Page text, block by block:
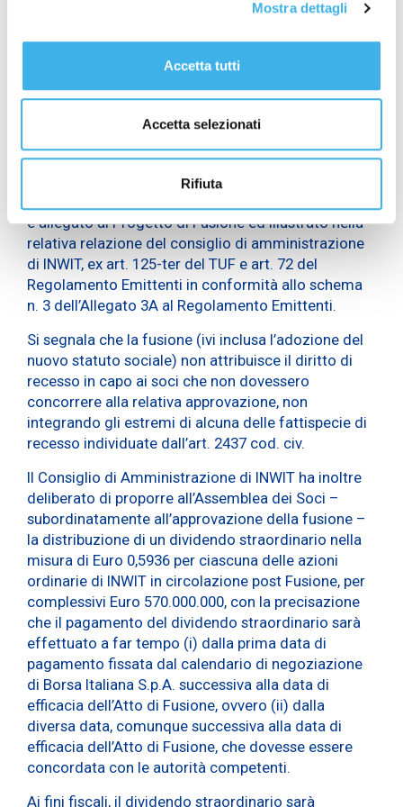
Mostra dettagli
Accetta tutti
Accetta selezionati
Rifiuta
detengono, anche di concerto tra loro, la
partecipazione di maggioranza anche relativa
previsto dall’articolo 49, comma 1, lett. g), del
Regolamento Emittenti ai fini dell’esenzione OPA
(c.d. procedura diwhite-wash).
Con decorrenza dalla data di efficacia della fusione,
è allegato al Progetto di Fusione ed illustrato nella
relativa relazione del consiglio di amministrazione
di INWIT, ex art. 125-ter del TUF e art. 72 del
Regolamento Emittenti in conformità allo schema
n. 3 dell’Allegato 3A al Regolamento Emittenti.
Si segnala che la fusione (ivi inclusa l’adozione del
nuovo statuto sociale) non attribuisce il diritto di
recesso in capo ai soci che non dovessero
concorrere alla relativa approvazione, non
integrando gli estremi di alcuna delle fattispecie di
recesso individuate dall’art. 2437 cod. civ.
Il Consiglio di Amministrazione di INWIT ha inoltre
deliberato di proporre all’Assemblea dei Soci –
subordinatamente all’approvazione della fusione –
la distribuzione di un dividendo straordinario nella
misura di Euro 0,5936 per ciascuna delle azioni
ordinarie di INWIT in circolazione post Fusione, per
complessivi Euro 570.000.000, con la precisazione
che il pagamento del dividendo straordinario sarà
effettuato a far tempo (i) dalla prima data di
pagamento fissata dal calendario di negoziazione
di Borsa Italiana S.p.A. successiva alla data di
efficacia dell’Atto di Fusione, ovvero (ii) dalla
diversa data, comunque successiva alla data di
efficacia dell’Atto di Fusione, che dovesse essere
concordata con le autorità competenti.
Ai fini fiscali, il dividendo straordinario sarà